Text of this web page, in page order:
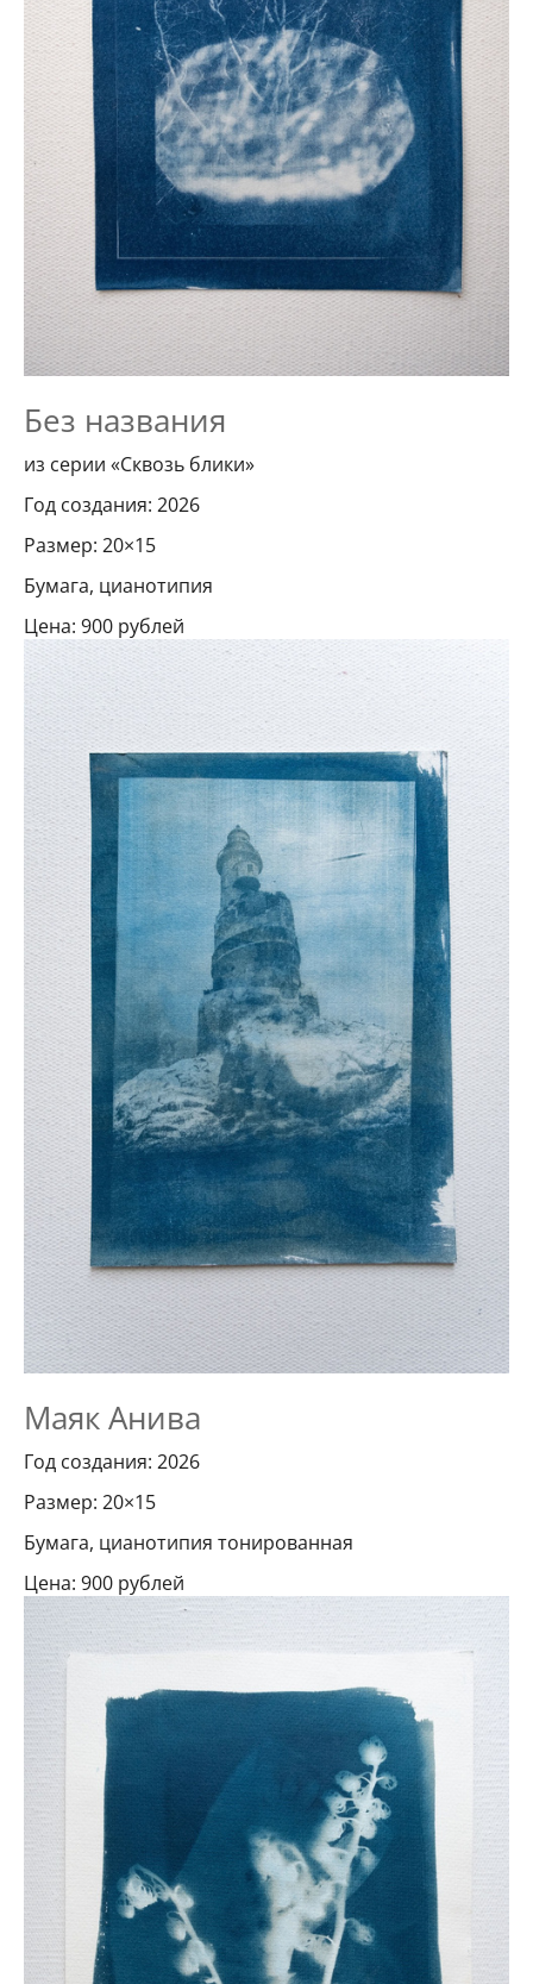
Без названия
из серии «Сквозь блики»
Год создания: 2026
Размер: 20×15
Бумага, цианотипия
Цена: 900 рублей
Маяк Анива
Год создания: 2026
Размер: 20×15
Бумага, цианотипия тонированная
Цена: 900 рублей